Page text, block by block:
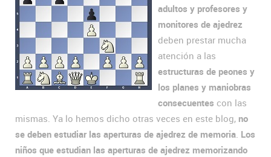
adultos y profesores y
monitores de ajedrez
deben prestar mucha
atención a las
estructuras de peones y
los planes y maniobras
consecuentes con las
mismas. Ya lo hemos dicho otras veces en este blog, no
se deben estudiar las aperturas de ajedrez de memoria. Los
niños que estudian las aperturas de ajedrez memorizando